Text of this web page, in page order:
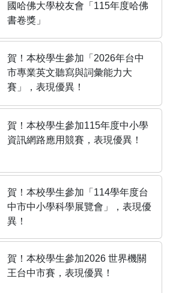
國哈佛大學校友會「115年度哈佛
書卷獎」
賀！本校學生參加「2026年台中
市專業英文聽寫與詞彙能力大
賽」，表現優異！
賀！本校學生參加115年度中小學
資訊網路應用競賽，表現優異！
賀！本校學生參加「114學年度台
中市中小學科學展覽會」，表現優
異！
賀！本校學生參加2026 世界機關
王台中市賽，表現優異！